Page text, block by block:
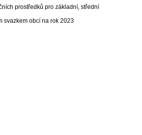
prostředků pro základní, střední
svazkem obcí na rok 2023